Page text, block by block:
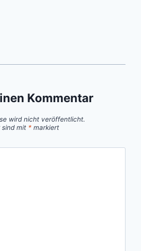
Kommentar
wird nicht veröffentlicht.
sind mit * markiert